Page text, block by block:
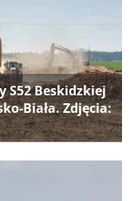
S52 Beskidzkiej
Biała. Zdjęcia: